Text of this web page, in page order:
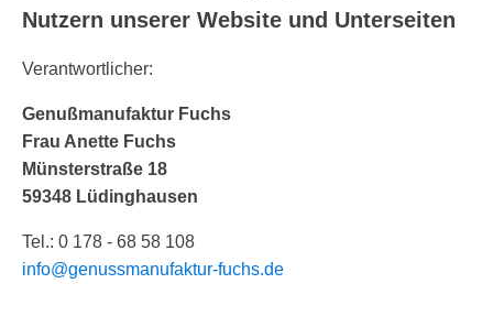
Nutzern unserer Website und Unterseiten
Verantwortlicher:
Genußmanufaktur Fuchs
Frau Anette Fuchs
Münsterstraße 18
59348 Lüdinghausen
Tel.: 0 178 - 68 58 108
info@genussmanufaktur-fuchs.de